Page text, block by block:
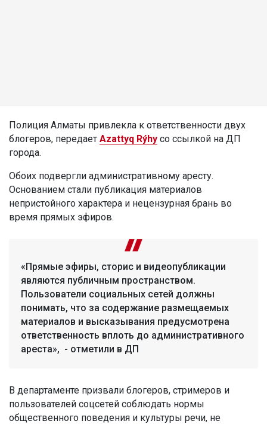
Полиция Алматы привлекла к ответственности двух
блогеров, передает Azattyq Rýhy со ссылкой на ДП
города.
Обоих подвергли административному аресту.
Основанием стали публикация материалов
непристойного характера и нецензурная брань во
время прямых эфиров.
«Прямые эфиры, сторис и видеопубликации
являются публичным пространством.
Пользователи социальных сетей должны
понимать, что за содержание размещаемых
материалов и высказывания предусмотрена
ответственность вплоть до административного
ареста», - отметили в ДП
В департаменте призвали блогеров, стримеров и
пользователей соцсетей соблюдать нормы
общественного поведения и культуры речи, не